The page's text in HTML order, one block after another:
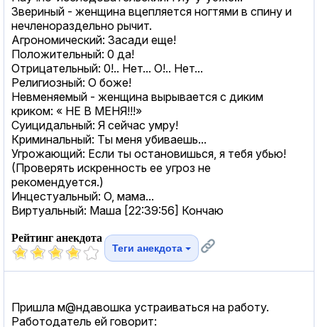
Звериный - женщина вцепляется ногтями в спину и
нечленораздельно рычит.
Агрономический: Засади еще!
Положительный: 0 да!
Отрицательный: 0!.. Нет... О!.. Нет...
Религиозный: О боже!
Невменяемый - женщина вырывается с диким
криком: « НЕ В МЕНЯ!!!»
Суицидальный: Я сейчас умру!
Криминальный: Ты меня убиваешь...
Угрожающий: Если ты остановишься, я тебя убью!
(Проверять искренность ее угроз не
рекомендуется.)
Инцестуальный: О, мама...
Виртуальный: Маша [22:39:56] Кончаю
Рейтинг анекдота
Теги анекдота
Пришла м@ндавошка устраиваться на работу.
Работодатель ей говорит: